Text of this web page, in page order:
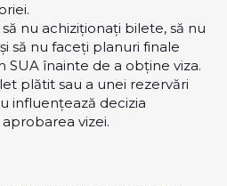
nu achiziționați bilete, să nu
să nu faceți planuri finale
SUA înainte de a obține viza.
plătit sau a unei rezervări
influențează decizia
vizei.